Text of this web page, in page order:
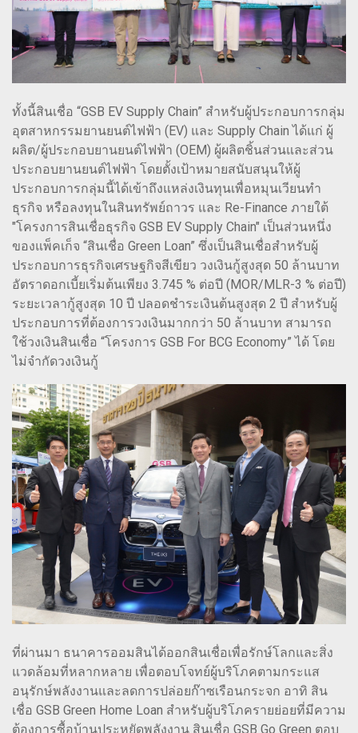
ทั้งนี้สินเชื่อ “GSB EV Supply Chain” สำหรับผู้ประกอบการกลุ่ม
อุตสาหกรรมยานยนต์ไฟฟ้า (EV) และ Supply Chain ได้แก่ ผู้
ผลิต/ผู้ประกอบยานยนต์ไฟฟ้า (OEM) ผู้ผลิตชิ้นส่วนและส่วน
ประกอบยานยนต์ไฟฟ้า โดยตั้งเป้าหมายสนับสนุนให้ผู้
ประกอบการกลุ่มนี้ได้เข้าถึงแหล่งเงินทุนเพื่อหมุนเวียนทำ
ธุรกิจ หรือลงทุนในสินทรัพย์ถาวร และ Re-Finance ภายใต้
"โครงการสินเชื่อธุรกิจ GSB EV Supply Chain" เป็นส่วนหนึ่ง
ของแพ็คเก็จ “สินเชื่อ Green Loan” ซึ่งเป็นสินเชื่อสำหรับผู้
ประกอบการธุรกิจเศรษฐกิจสีเขียว วงเงินกู้สูงสุด 50 ล้านบาท
อัตราดอกเบี้ยเริ่มต้นเพียง 3.745 % ต่อปี (MOR/MLR-3 % ต่อปี)
ระยะเวลากู้สูงสุด 10 ปี ปลอดชำระเงินต้นสูงสุด 2 ปี สำหรับผู้
ประกอบการที่ต้องการวงเงินมากกว่า 50 ล้านบาท สามารถ
ใช้วงเงินสินเชื่อ “โครงการ GSB For BCG Economy” ได้ โดย
ไม่จำกัดวงเงินกู้
ที่ผ่านมา ธนาคารออมสินได้ออกสินเชื่อเพื่อรักษ์โลกและสิ่ง
แวดล้อมที่หลากหลาย เพื่อตอบโจทย์ผู้บริโภคตามกระแส
อนุรักษ์พลังงานและลดการปล่อยก๊าซเรือนกระจก อาทิ สิน
เชื่อ GSB Green Home Loan สำหรับผู้บริโภครายย่อยที่มีความ
ต้องการซื้อบ้านประหยัดพลังงาน สินเชื่อ GSB Go Green ตอบ